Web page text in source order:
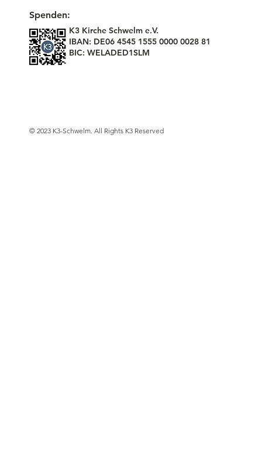
Spenden:
K3 Kirche Schwelm e.V.
IBAN: DE06 4545 1555 0000 0028 81
BIC: WELADED1SLM
© 2023 K3-Schwelm. All Rights K3 Reserved